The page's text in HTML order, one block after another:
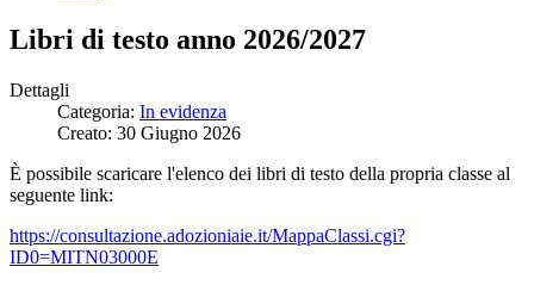
Libri di testo anno 2026/2027
Dettagli
Categoria: In evidenza
Creato: 30 Giugno 2026
È possibile scaricare l'elenco dei libri di testo della propria classe al
seguente link:
https://consultazione.adozioniaie.it/MappaClassi.cgi?
ID0=MITN03000E